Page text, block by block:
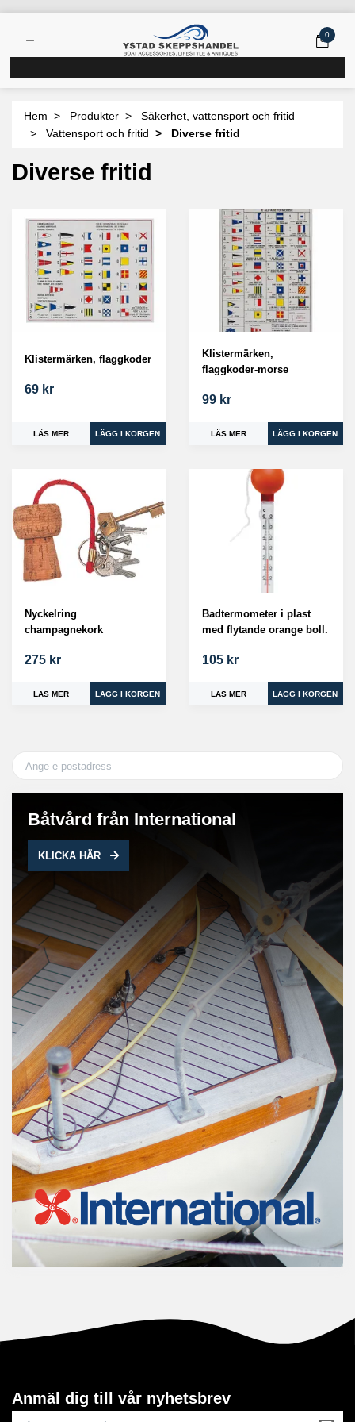
0
Båtvård från International
KLICKA HÄR
Hem Produkter
Säkerhet, vattensport och fritid
Vattensport och fritid
Diverse fritid
Diverse fritid
Klistermärken, flaggkoder
69 kr
LÄS MER
Klistermärken,
flaggkoder-morse
99 kr
LÄS MER
Nyckelring
champagnekork
275 kr
LÄS MER
Badtermometer i plast
med flytande orange boll.
105 kr
LÄS MER
Anmäl dig till vår nyhetsbrev